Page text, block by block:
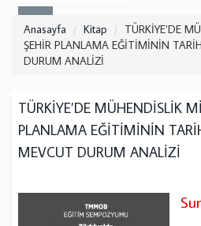
Search
this
site
Anasayfa Kitap
TÜRKİYE’DE
ŞEHİR PLANLAMA EĞİTİMİNİN
DURUM ANALİZİ
TÜRKİYE’DE MÜHENDİSLİK
PLANLAMA EĞİTİMİNİN
MEVCUT DURUM ANALİZİ